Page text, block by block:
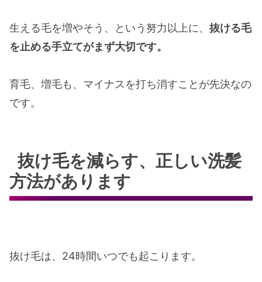
生える毛を増やそう、という努力以上に、 抜ける毛
を止める手立てがまず大切です。
育毛、増毛も、マイナスを打ち消すことが先決なの
です。
抜け毛を減らす、正しい洗髪
方法があります
抜け毛は、 24時間いつでも起こります。